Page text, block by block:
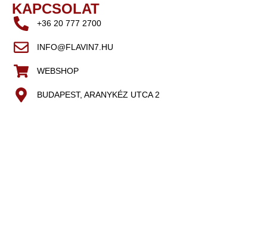
KAPCSOLAT
+36 20 777 2700
INFO@FLAVIN7.HU
WEBSHOP
BUDAPEST, ARANYKÉZ UTCA 2